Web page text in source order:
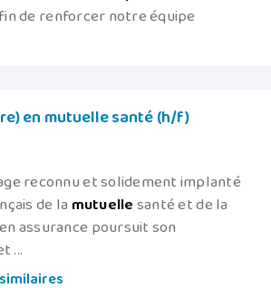
de renforcer notre équipe
en mutuelle santé (h/f)
reconnu et solidement implanté
de la mutuellesanté et de la
assurance poursuit son
...